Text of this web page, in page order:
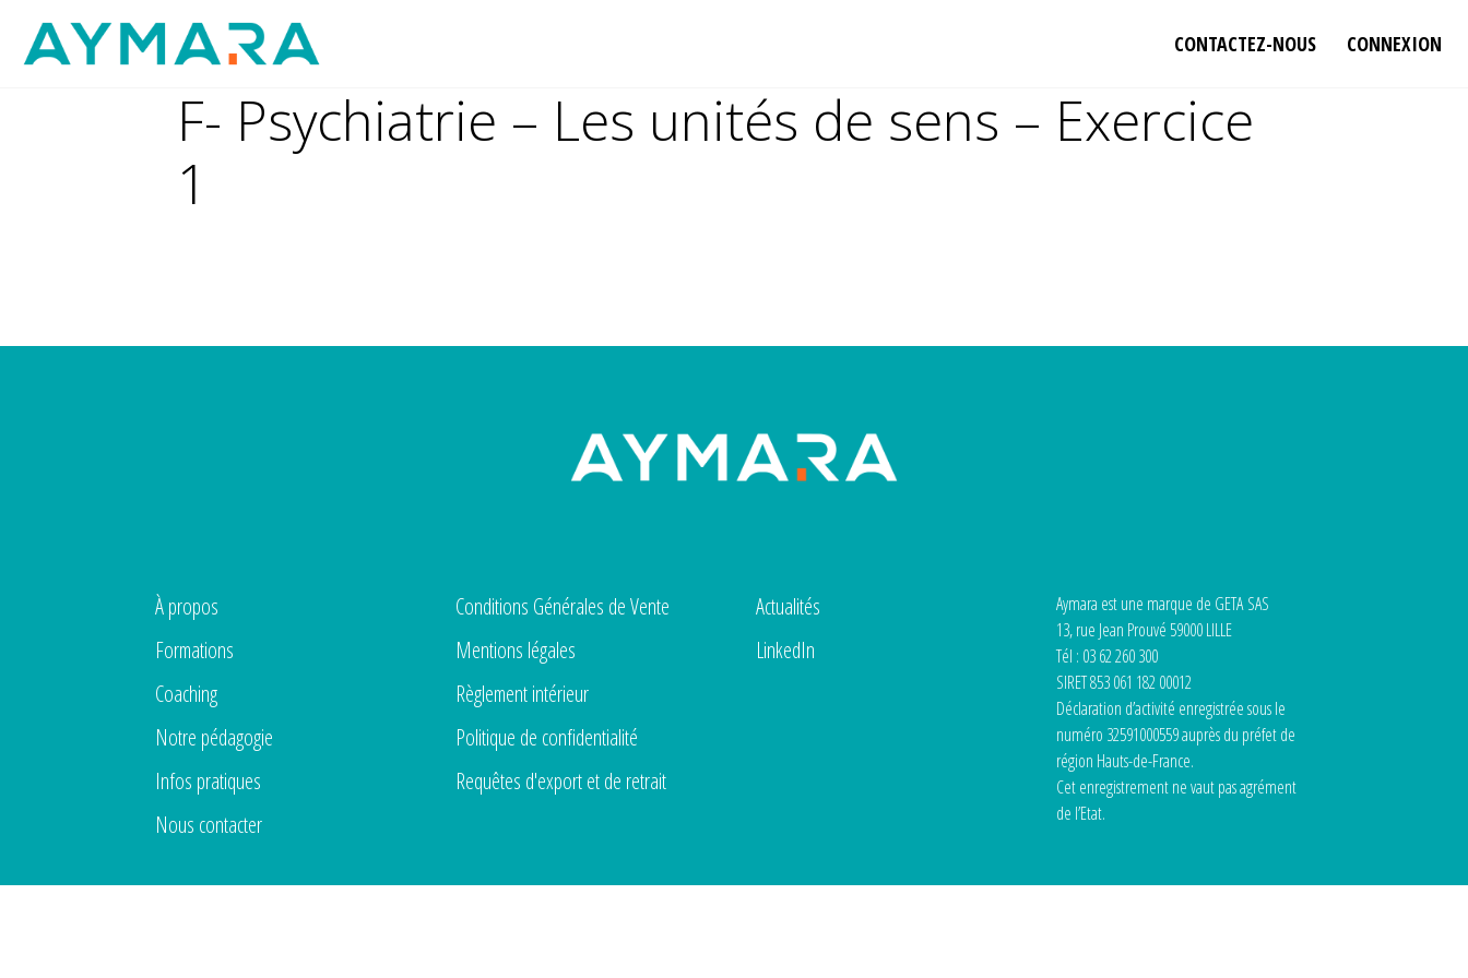
Aller
CONTACTEZ-NOUS CONNEXION
F- Psychiatrie – Les unités de sens – Exercice
1
À propos
Formations
Coaching
Notre pédagogie
Infos pratiques
Nous contacter
Conditions Générales de Vente
Mentions légales
Règlement intérieur
Politique de confidentialité
Requêtes d'export et de retrait
Actualités
LinkedIn
Aymara est une marque de GETA SAS
13, rue Jean Prouvé 59000 LILLE
Tél : 03 62 260 300
SIRET 853 061 182 00012
Déclaration d’activité enregistrée sous le
numéro 32591000559 auprès du préfet de
région Hauts-de-France.
Cet enregistrement ne vaut pas agrément
de l’Etat.